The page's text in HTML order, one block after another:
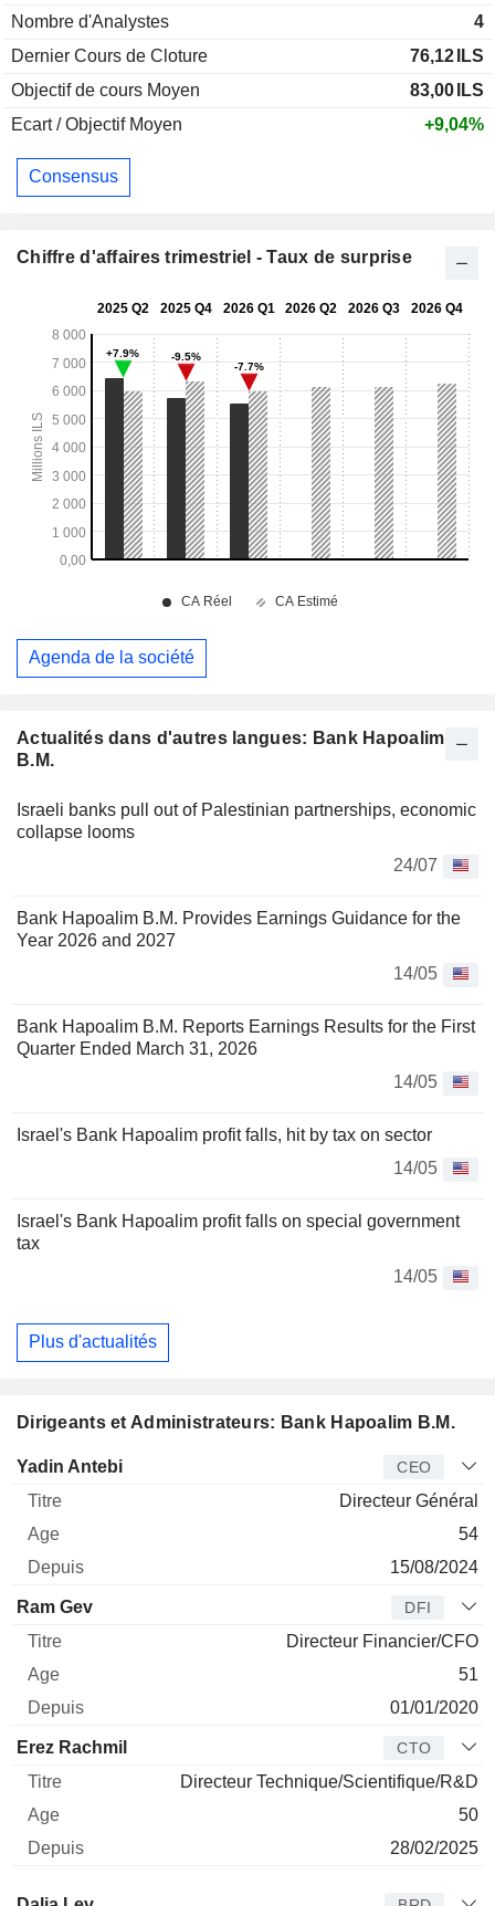
Actualités dans d'autres langues: Bank Hapoalim
B.M.
Israeli banks pull out of Palestinian partnerships, economic
collapse looms
24/07
Bank Hapoalim B.M. Provides Earnings Guidance for the
Year 2026 and 2027
14/05
Bank Hapoalim B.M. Reports Earnings Results for the First
Quarter Ended March 31, 2026
14/05
Israel's Bank Hapoalim profit falls, hit by tax on sector
14/05
Israel's Bank Hapoalim profit falls on special government
tax
14/05
Plus d'actualités
Dirigeants et Administrateurs: Bank Hapoalim B.M.
Dirigeant Titre
Yadin Antebi CEO
Directeur Général
54
15/08/2024
Ram Gev DFI
Directeur Financier/CFO
51
01/01/2020
Erez Rachmil CTO
Directeur Technique/Scientifique/R&D
50
28/02/2025
Nombre d'Analystes
4
Dernier Cours de Cloture
76,12 ILS
Objectif de cours Moyen
83,00 ILS
Ecart / Objectif Moyen
+9,04%
Consensus
Chiffre d'affaires trimestriel - Taux de surprise
Agenda de la société